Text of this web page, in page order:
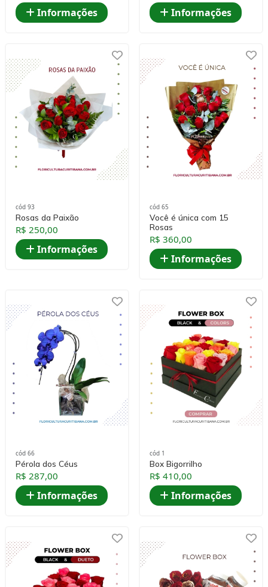
Informações Informações
cód 93
Rosas da Paixão
R$ 250,00
Informações
cód 65
Você é única com 15
Rosas
R$ 360,00
Informações
cód 66
Pérola dos Céus
R$ 287,00
Informações
cód 1
Box Bigorrilho
R$ 410,00
Informações